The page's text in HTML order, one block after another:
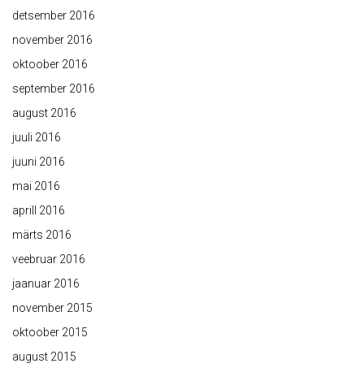
detsember 2016
november 2016
oktoober 2016
september 2016
august 2016
juuli 2016
juuni 2016
mai 2016
aprill 2016
märts 2016
veebruar 2016
jaanuar 2016
november 2015
oktoober 2015
august 2015